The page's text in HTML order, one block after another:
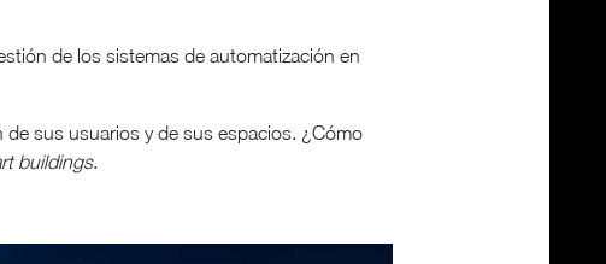
de los sistemas de automatización en
de sus usuarios y de sus espacios. ¿Cómo
buildings.